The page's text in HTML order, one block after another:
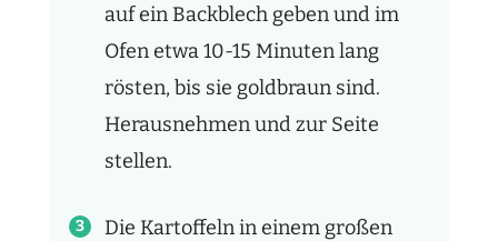
auf ein Backblech geben und im
Ofen etwa 10-15 Minuten lang
rösten, bis sie goldbraun sind.
Herausnehmen und zur Seite
stellen.
Die Kartoffeln in einem großen